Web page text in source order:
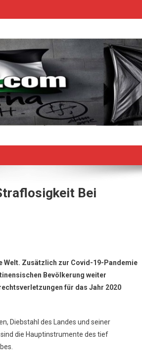
Bei
Welt. Zusätzlich zur Covid-19-Pandemie
Bevölkerung weiter
für das Jahr 2020
Diebstahl des Landes und seiner
die Hauptinstrumente des tief